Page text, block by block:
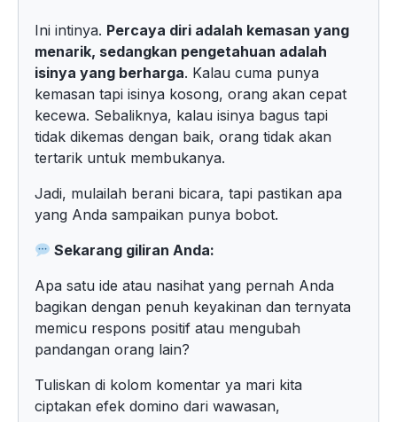
Ini intinya. Percaya diri adalah kemasan yang
menarik, sedangkan pengetahuan adalah
isinya yang berharga. Kalau cuma punya
kemasan tapi isinya kosong, orang akan cepat
kecewa. Sebaliknya, kalau isinya bagus tapi
tidak dikemas dengan baik, orang tidak akan
tertarik untuk membukanya.
Jadi, mulailah berani bicara, tapi pastikan apa
yang Anda sampaikan punya bobot.
Sekarang giliran Anda:
Apa satu ide atau nasihat yang pernah Anda
bagikan dengan penuh keyakinan dan ternyata
memicu respons positif atau mengubah
pandangan orang lain?
Tuliskan di kolom komentar ya mari kita
ciptakan efek domino dari wawasan,